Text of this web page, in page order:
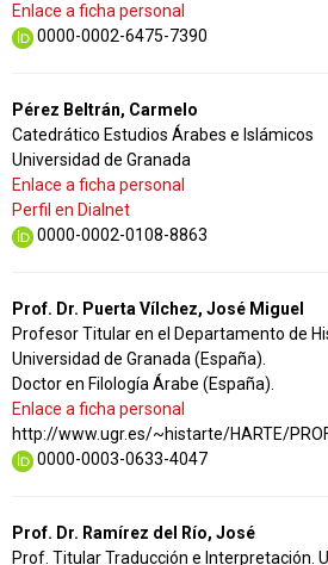
Enlace a ficha personal
0000-0002-6475-7390
Pérez Beltrán, Carmelo
Catedrático Estudios Árabes e Islámicos
Universidad de Granada
Enlace a ficha personal
Perfil en Dialnet
0000-0002-0108-8863
Prof. Dr. Puerta Vílchez, José Miguel
Profesor Titular en el Departamento de
Universidad de Granada (España).
Doctor en Filología Árabe (España).
Enlace a ficha personal
http://www.ugr.es/~histarte/HARTE/
0000-0003-0633-4047
Prof. Dr. Ramírez del Río, José
Prof. Titular Traducción e Interpretación.